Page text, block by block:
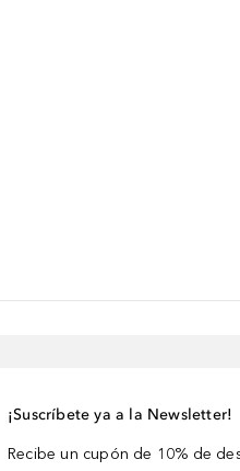
¡Suscríbete ya a la Newsletter!
Recibe un cupón de 10% de